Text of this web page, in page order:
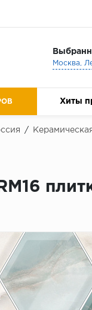
Хиты
/